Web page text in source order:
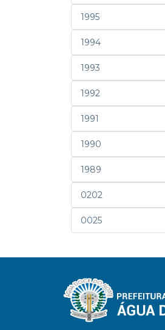
1995
1994
1993
1992
1991
1990
1989
0202
0025